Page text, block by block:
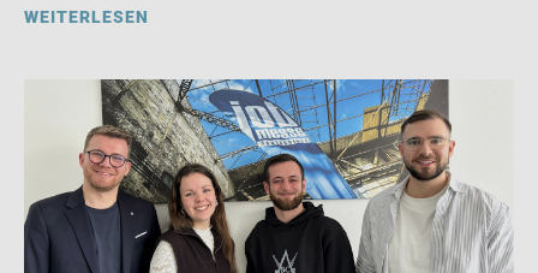
WEITERLESEN